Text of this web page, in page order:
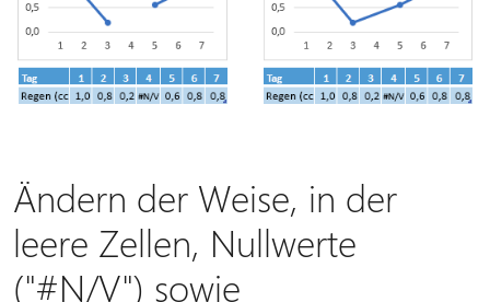
Ändern der Weise, in der
leere Zellen, Nullwerte
("#N/V") sowie